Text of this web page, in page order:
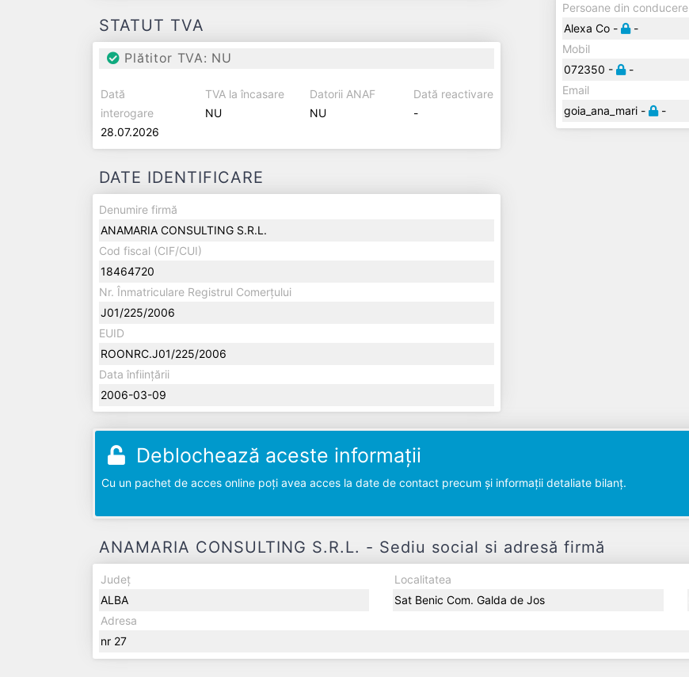
STATUT TVA
Plătitor TVA: NU
Dată
interogare
28.07.2026
TVA la încasare
NU
Datorii ANAF
NU
Dată reactivare
-
DATE IDENTIFICARE
Denumire firmă
ANAMARIA CONSULTING S.R.L.
Cod fiscal (CIF/CUI)
18464720
Nr. Înmatriculare Registrul Comerțului
J01/225/2006
EUID
ROONRC.J01/225/2006
Data înființării
2006-03-09
Persoane din conducere
Alexa Co -
-
Mobil
072350 -
-
Email
goia_ana_mari -
-
Deblochează aceste informații
Cu un pachet de acces online poți avea acces la date de contact precum și informații detaliate bilanț.
ANAMARIA CONSULTING S.R.L. - Sediu social si adresă firmă
Județ
ALBA
Localitatea
Sat Benic Com. Galda de Jos
Adresa
nr 27